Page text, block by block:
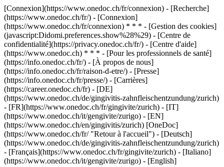
[Connexion](https://www.onedoc.ch/fr/connexion) - [Recherche]
(https://www.onedoc.ch/fr/) - [Connexion]
(https://www.onedoc.ch/fr/connexion) * * * - [Gestion des cookies]
(javascript:Didomi.preferences.show%28%29) - [Centre de
confidentialité](https://privacy.onedoc.ch/fr/) - [Centre d'aide]
(https://www.onedoc.ch) * * * - [Pour les professionnels de santé]
(https://info.onedoc.ch/fr/) - [À propos de nous]
(https://info.onedoc.ch/fr/raison-d-etre/) - [Presse]
(https://info.onedoc.ch/fr/presse/) - [Carrières]
(https://career.onedoc.ch/fr) - [DE]
(https://www.onedoc.ch/de/gingivitis-zahnfleischentzundung/zurich)
- [FR](https://www.onedoc.ch/fr/gingivite/zurich) - [IT]
(https://www.onedoc.ch/it/gengivite/zurigo) - [EN]
(https://www.onedoc.ch/en/gingivitis/zurich) [OneDoc]
(https://www.onedoc.ch/fr/ "Retour à l'accueil") - [Deutsch]
(https://www.onedoc.ch/de/gingivitis-zahnfleischentzundung/zurich)
- [Français](https://www.onedoc.ch/fr/gingivite/zurich) - [Italiano]
(https://www.onedoc.ch/it/gengivite/zurigo) - [English]